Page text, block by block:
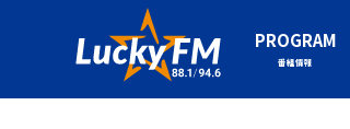
PROGRAM
番組情報